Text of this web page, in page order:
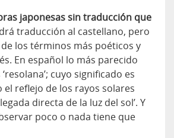
japonesas sin traducción que
traducción al castellano, pero
los términos más poéticos y
En español lo más parecido
cuyo significado es
el reflejo de los rayos solares
directa de la luz del sol’. Y
poco o nada tiene que